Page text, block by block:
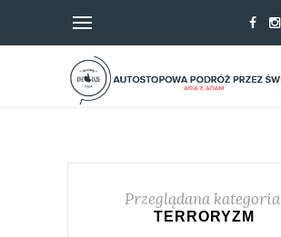
Przeglądana kategoria
TERRORYZM